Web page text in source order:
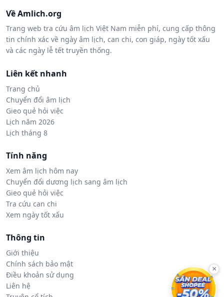
Về Amlich.org
Trang web tra cứu âm lịch Việt Nam miễn phí, cung cấp thông
tin chính xác về ngày âm lịch, can chi, con giáp, ngày tốt xấu
và các ngày lễ tết truyền thống.
Liên kết nhanh
Trang chủ
Chuyển đổi âm lịch
Gieo quẻ hỏi việc
Lịch năm 2026
Lịch tháng 8
Tính năng
Xem âm lịch hôm nay
Chuyển đổi dương lịch sang âm lịch
Gieo quẻ hỏi việc
Tra cứu can chi
Xem ngày tốt xấu
Thông tin
Giới thiệu
Chính sách bảo mật
Điều khoản sử dụng
Liên hệ
×